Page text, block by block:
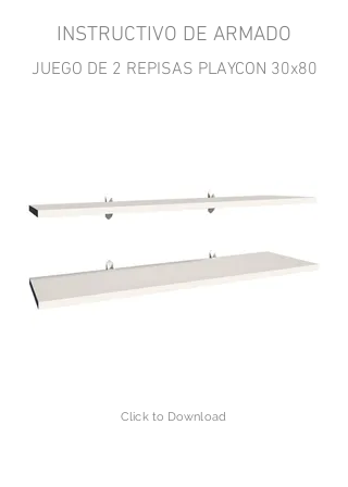
INSTRUCTIVO DE ARMADO
JUEGO DE 2 REPISAS PLAYCON 30x80
Click to Download